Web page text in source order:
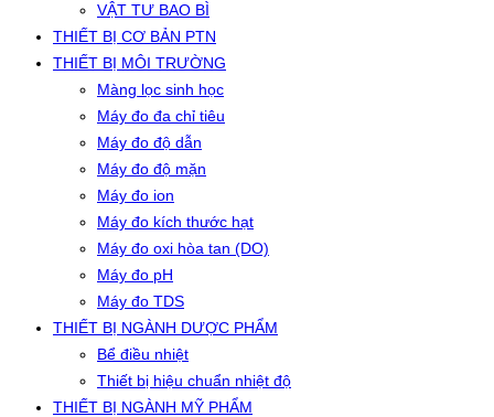
VẬT TƯ BAO BÌ
THIẾT BỊ CƠ BẢN PTN
THIẾT BỊ MÔI TRƯỜNG
Màng lọc sinh học
Máy đo đa chỉ tiêu
Máy đo độ dẫn
Máy đo độ mặn
Máy đo ion
Máy đo kích thước hạt
Máy đo oxi hòa tan (DO)
Máy đo pH
Máy đo TDS
THIẾT BỊ NGÀNH DƯỢC PHẨM
Bể điều nhiệt
Thiết bị hiệu chuẩn nhiệt độ
THIẾT BỊ NGÀNH MỸ PHẨM